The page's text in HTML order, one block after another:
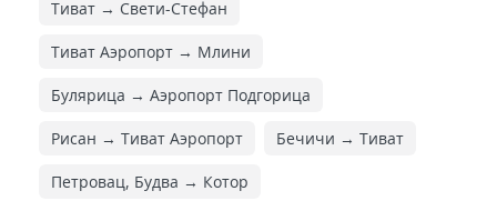
Тиват → Свети-Стефан
Тиват Аэропорт → Млини
Булярица → Аэропорт Подгорица
Рисан → Тиват Аэропорт Бечичи → Тиват
Петровац, Будва → Котор